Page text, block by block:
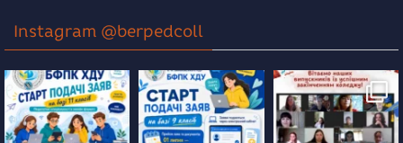
Instagram @berpedcoll